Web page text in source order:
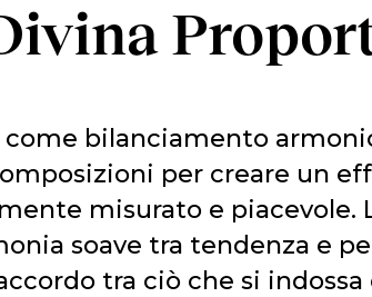
come bilanciamento
per creare un
misurato e piacevole.
soave tra tendenza e
tra ciò che si indossa